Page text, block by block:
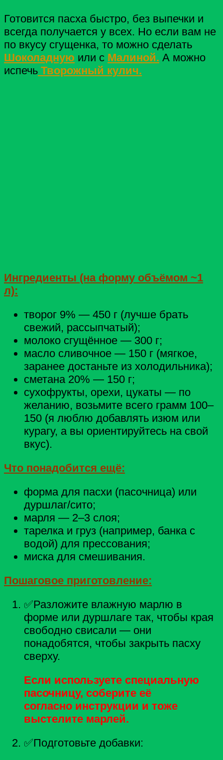
Готовится пасха быстро, без выпечки и
всегда получается у всех. Но если вам не
по вкусу сгущенка, то можно сделать
Шоколадную или с Малиной. А можно
испечь Творожный кулич.
Ингредиенты (на форму объёмом ~1
л):
творог 9% — 450 г (лучше брать
свежий, рассыпчатый);
молоко сгущённое — 300 г;
масло сливочное — 150 г (мягкое,
заранее достаньте из холодильника);
сметана 20% — 150 г;
сухофрукты, орехи, цукаты — по
желанию, возьмите всего грамм 100–
150 (я люблю добавлять изюм или
курагу, а вы ориентируйтесь на свой
вкус).
Что понадобится ещё:
форма для пасхи (пасочница) или
дуршлаг/сито;
марля — 2–3 слоя;
тарелка и груз (например, банка с
водой) для прессования;
миска для смешивания.
Пошаговое приготовление:
✅Разложите влажную марлю в
форме или дуршлаге так, чтобы края
свободно свисали — они
понадобятся, чтобы закрыть пасху
сверху.
Если используете специальную
пасочницу, соберите её
согласно инструкции и тоже
выстелите марлей.
✅Подготовьте добавки: